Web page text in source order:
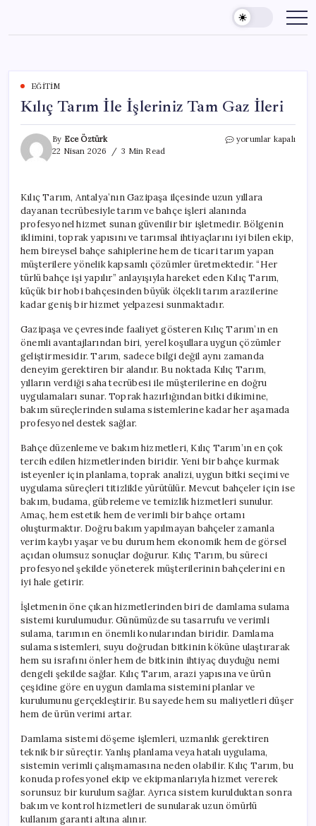
content
EĞITIM
Kılıç Tarım İle İşleriniz Tam Gaz İleri
By Ece Öztürk
22 Nisan 2026
3 Min Read
Kılıç
Gaz
İleri
için
yorumlar kapalı
Kılıç Tarım, Antalya’nın Gazipaşa ilçesinde uzun yıllara
dayanan tecrübesiyle tarım ve bahçe işleri alanında
profesyonel hizmet sunan güvenilir bir işletmedir. Bölgenin
iklimini, toprak yapısını ve tarımsal ihtiyaçlarını iyi bilen ekip,
hem bireysel bahçe sahiplerine hem de ticari tarım yapan
müşterilere yönelik kapsamlı çözümler üretmektedir. “Her
türlü bahçe işi yapılır” anlayışıyla hareket eden Kılıç Tarım,
küçük bir hobi bahçesinden büyük ölçekli tarım arazilerine
kadar geniş bir hizmet yelpazesi sunmaktadır.
Gazipaşa ve çevresinde faaliyet gösteren Kılıç Tarım’ın en
önemli avantajlarından biri, yerel koşullara uygun çözümler
geliştirmesidir. Tarım, sadece bilgi değil aynı zamanda
deneyim gerektiren bir alandır. Bu noktada Kılıç Tarım,
yılların verdiği saha tecrübesi ile müşterilerine en doğru
uygulamaları sunar. Toprak hazırlığından bitki dikimine,
bakım süreçlerinden sulama sistemlerine kadar her aşamada
profesyonel destek sağlar.
Bahçe düzenleme ve bakım hizmetleri, Kılıç Tarım’ın en çok
tercih edilen hizmetlerinden biridir. Yeni bir bahçe kurmak
isteyenler için planlama, toprak analizi, uygun bitki seçimi ve
uygulama süreçleri titizlikle yürütülür. Mevcut bahçeler için ise
bakım, budama, gübreleme ve temizlik hizmetleri sunulur.
Amaç, hem estetik hem de verimli bir bahçe ortamı
oluşturmaktır. Doğru bakım yapılmayan bahçeler zamanla
verim kaybı yaşar ve bu durum hem ekonomik hem de görsel
açıdan olumsuz sonuçlar doğurur. Kılıç Tarım, bu süreci
profesyonel şekilde yöneterek müşterilerinin bahçelerini en
iyi hale getirir.
İşletmenin öne çıkan hizmetlerinden biri de damlama sulama
sistemi kurulumudur. Günümüzde su tasarrufu ve verimli
sulama, tarımın en önemli konularından biridir. Damlama
sulama sistemleri, suyu doğrudan bitkinin köküne ulaştırarak
hem su israfını önler hem de bitkinin ihtiyaç duyduğu nemi
dengeli şekilde sağlar. Kılıç Tarım, arazi yapısına ve ürün
çeşidine göre en uygun damlama sistemini planlar ve
kurulumunu gerçekleştirir. Bu sayede hem su maliyetleri düşer
hem de ürün verimi artar.
Damlama sistemi döşeme işlemleri, uzmanlık gerektiren
teknik bir süreçtir. Yanlış planlama veya hatalı uygulama,
sistemin verimli çalışmamasına neden olabilir. Kılıç Tarım, bu
konuda profesyonel ekip ve ekipmanlarıyla hizmet vererek
sorunsuz bir kurulum sağlar. Ayrıca sistem kurulduktan sonra
bakım ve kontrol hizmetleri de sunularak uzun ömürlü
kullanım garanti altına alınır.